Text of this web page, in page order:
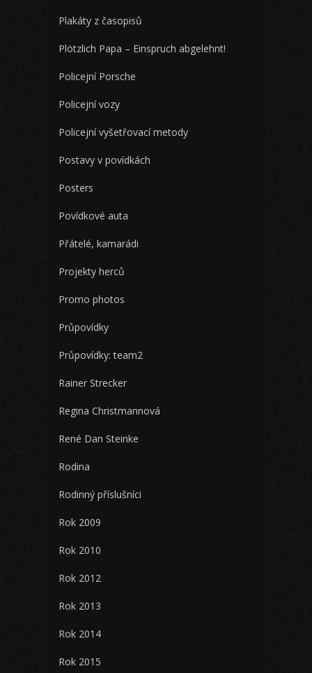
Plakáty z časopisů
Plötzlich Papa – Einspruch abgelehnt!
Policejní Porsche
Policejní vozy
Policejní vyšetřovací metody
Postavy v povídkách
Posters
Povídkové auta
Přátelé, kamarádi
Projekty herců
Promo photos
Průpovídky
Průpovídky: team2
Rainer Strecker
Regina Christmannová
René Dan Steinke
Rodina
Rodinný příslušníci
Rok 2009
Rok 2010
Rok 2012
Rok 2013
Rok 2014
Rok 2015